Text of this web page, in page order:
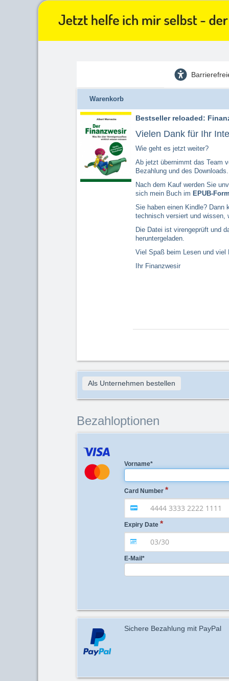
Warenkorb
Bestseller reloaded:
Vielen Dank für Ihr
Wie geht es jetzt weiter?
Ab jetzt übernimmt das Team
Bezahlung und des Downloads.
Nach dem Kauf werden Sie
sich mein Buch im EPUB-
Sie haben einen Kindle? Dann
technisch versiert und wissen,
Die Datei ist virengeprüft und
heruntergeladen.
Viel Spaß beim Lesen und viel
Ihr Finanzwesir
Als Unternehmen bestellen
Bezahloptionen
Vorname*
Card Number
Expiry Date
E-Mail*
Sichere Bezahlung mit PayPal